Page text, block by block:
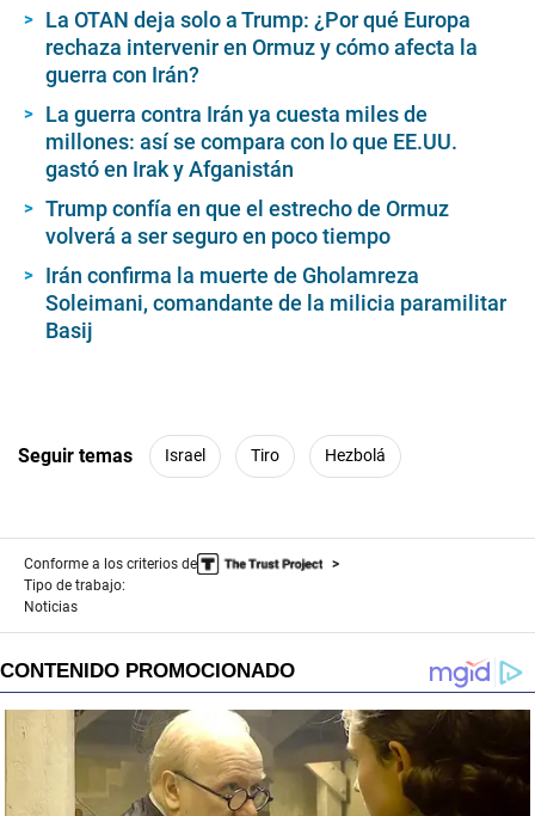
La OTAN deja solo a Trump: ¿Por qué Europa
rechaza intervenir en Ormuz y cómo afecta la
guerra con Irán?
La guerra contra Irán ya cuesta miles de
millones: así se compara con lo que EE.UU.
gastó en Irak y Afganistán
Trump confía en que el estrecho de Ormuz
volverá a ser seguro en poco tiempo
Irán confirma la muerte de Gholamreza
Soleimani, comandante de la milicia paramilitar
Basij
Seguir temas Israel Tiro Hezbolá
Conforme a los criterios de
Tipo de trabajo:
Noticias